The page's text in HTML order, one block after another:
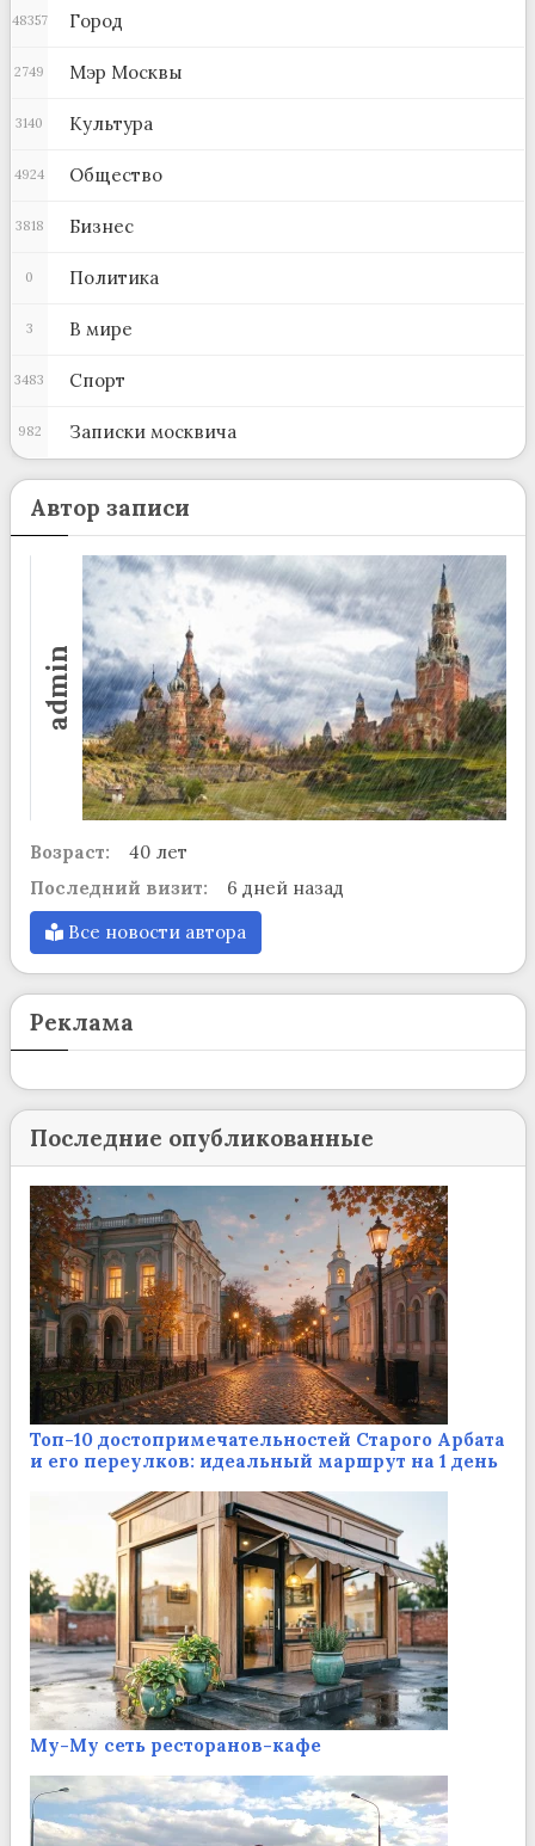
Город
48357
Мэр Москвы
2749
Культура
3140
Общество
4924
Бизнес
3818
Политика
0
В мире
3
Спорт
3483
Записки москвича
982
Автор записи
admin
Возраст:
40 лет
Последний визит:
6 дней назад
Все новости автора
Реклама
Последние опубликованные
Топ-10 достопримечательностей Старого Арбата
и его переулков: идеальный маршрут на 1 день
Му-Му сеть ресторанов-кафе